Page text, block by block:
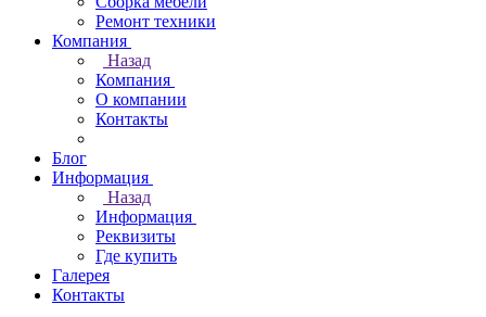
Ремонт техники
Компания
Назад
Компания
О компании
Контакты
Блог
Информация
Назад
Информация
Реквизиты
Где купить
Галерея
Контакты